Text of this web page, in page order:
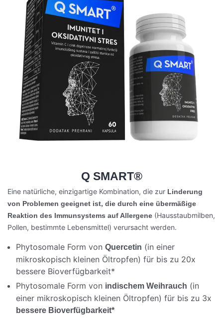
Q SMART®
Eine natürliche, einzigartige Kombination, die zur Linderung
von Problemen geeignet ist, die durch eine übermäßige
Reaktion des Immunsystems auf Allergene (Hausstaubmilben,
Pollen, bestimmte Lebensmittel) verursacht werden.
Phytosomale Form von Quercetin (in einer
mikroskopisch kleinen Öltropfen) für bis zu 20x
bessere Bioverfügbarkeit*
Phytosomale Form von indischem Weihrauch (in
einer mikroskopisch kleinen Öltropfen) für bis zu 3x
bessere Bioverfügbarkeit*